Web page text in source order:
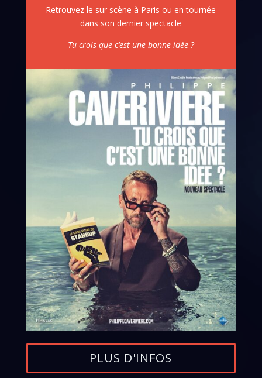
Retrouvez le sur scène à Paris ou en tournée
dans son dernier spectacle
Tu crois que c’est une bonne idée ?
PLUS D'INFOS